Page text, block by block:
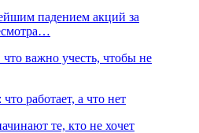
падением акций за
важно учесть, чтобы не
работает, а что нет
те, кто не хочет